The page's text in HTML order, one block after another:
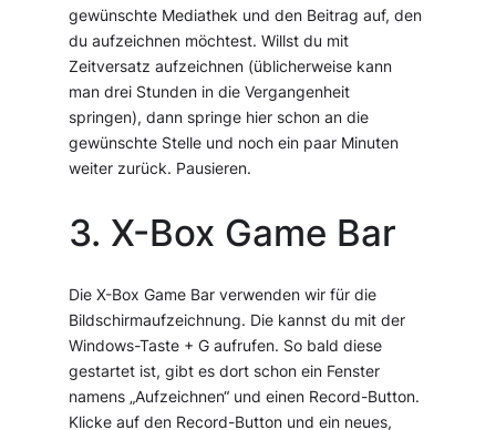
gewünschte Mediathek und den Beitrag auf, den
du aufzeichnen möchtest. Willst du mit
Zeitversatz aufzeichnen (üblicherweise kann
man drei Stunden in die Vergangenheit
springen), dann springe hier schon an die
gewünschte Stelle und noch ein paar Minuten
weiter zurück. Pausieren.
3. X-Box Game Bar
Die X-Box Game Bar verwenden wir für die
Bildschirmaufzeichnung. Die kannst du mit der
Windows-Taste + G aufrufen. So bald diese
gestartet ist, gibt es dort schon ein Fenster
namens „Aufzeichnen“ und einen Record-Button.
Klicke auf den Record-Button und ein neues,